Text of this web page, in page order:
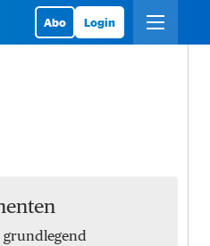
Abo Login
grundlegend